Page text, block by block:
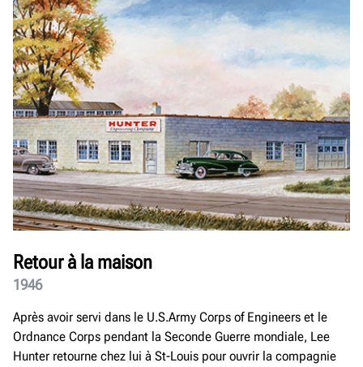
Retour à la maison
1946
Après avoir servi dans le U.S.Army Corps of Engineers et le
Ordnance Corps pendant la Seconde Guerre mondiale, Lee
Hunter retourne chez lui à St-Louis pour ouvrir la compagnie